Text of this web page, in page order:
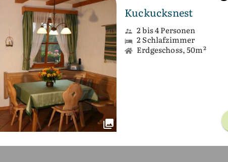
Kuckucksnest
2 bis 4 Personen
2 Schlafzimmer
Erdgeschoss, 50m²